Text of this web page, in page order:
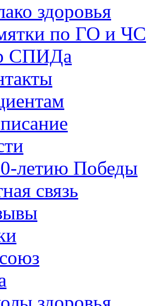
здоровья
по ГО и ЧС
СПИДа
летию Победы
связь